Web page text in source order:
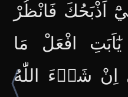
اَذْبَحُكَ فَانْظُرْ
افْعَلْ مَا
شَاۤءَ اللّٰهُ